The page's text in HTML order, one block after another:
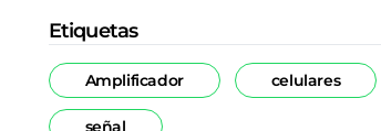
Etiquetas
Amplificador celulares
señal